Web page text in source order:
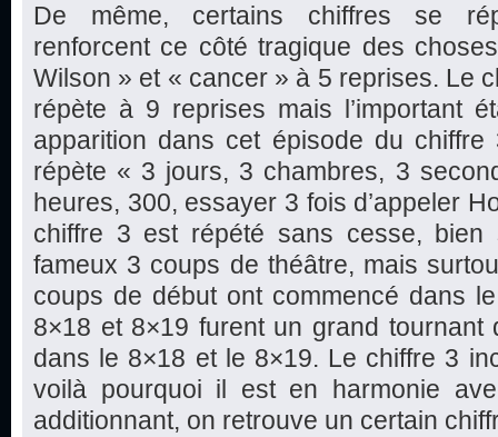
De même, certains chiffres se
renforcent ce côté tragique des
Wilson » et « cancer » à 5 reprises. Le
répète à 9 reprises mais l’important
apparition dans cet épisode du
répète « 3 jours, 3 chambres, 3
heures, 300, essayer 3 fois d’appeler
chiffre 3 est répété sans cesse, bien
fameux 3 coups de théâtre, mais
coups de début ont commencé dans
8×18 et 8×19 furent un grand tournant
dans le 8×18 et le 8×19. Le chiffre 3
voilà pourquoi il est en harmonie
additionnant, on retrouve un certain